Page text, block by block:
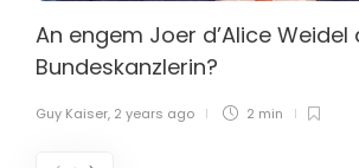
An engem Joer d’Alice
Bundeskanzlerin?
Guy Kaiser, 2 years ago 2 min